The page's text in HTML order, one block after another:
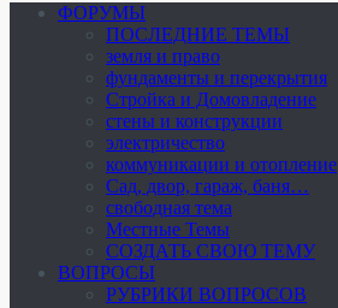
ФОРУМЫ
ПОСЛЕДНИЕ ТЕМЫ
земля и право
фундаменты и перекрытия
Стройка и Домовладение
стены и конструкции
электричество
коммуникации и отопление
Cад, двор, гараж, баня…
свободная тема
Местные Темы
СОЗДАТЬ СВОЮ ТЕМУ
ВОПРОСЫ
РУБРИКИ ВОПРОСОВ